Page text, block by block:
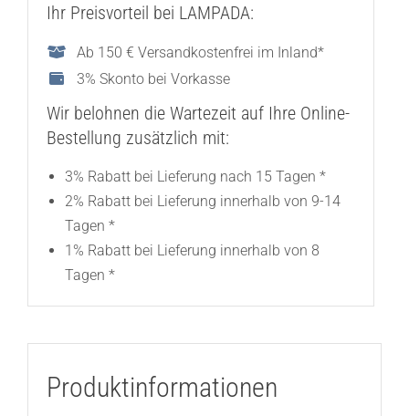
Ihr Preisvorteil bei LAMPADA:
Ab 150 € Versandkostenfrei im Inland*
3% Skonto bei Vorkasse
Wir belohnen die Wartezeit auf Ihre Online-
Bestellung zusätzlich mit:
3% Rabatt bei Lieferung nach 15 Tagen *
2% Rabatt bei Lieferung innerhalb von 9-14
Tagen *
1% Rabatt bei Lieferung innerhalb von 8
Tagen *
Produktinformationen